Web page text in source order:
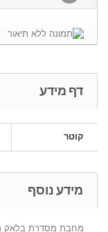
דף מידע
קוטר
מידע נוסף
מחבת מסדרת בלאק